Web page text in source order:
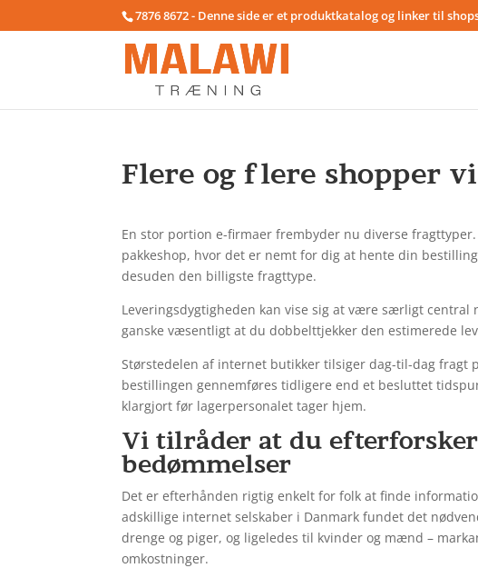
7876 8672 - Denne side er et produktkatalog og linker til
Flere og flere shopper
En stor portion e-firmaer frembyder nu diverse
pakkeshop, hvor det er nemt for dig at hente din
desuden den billigste fragttype.
Leveringsdygtigheden kan vise sig at være særligt
ganske væsentligt at du dobbelttjekker den estimerede
Størstedelen af internet butikker tilsiger dag-til-dag
bestillingen gennemføres tidligere end et besluttet
klargjort før lagerpersonalet tager hjem.
Vi tilråder at du
bedømmelser
Det er efterhånden rigtig enkelt for folk at finde
adskillige internet selskaber i Danmark fundet det
drenge og piger, og ligeledes til kvinder og mænd –
omkostninger.